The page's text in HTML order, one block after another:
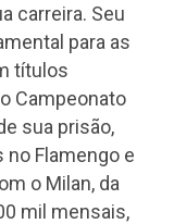
carreira. Seu
para as
títulos
Campeonato
sua prisão,
no Flamengo e
o Milan, da
mil mensais,